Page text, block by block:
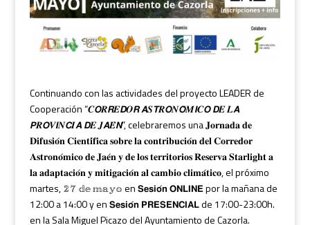
Continuando con las actividades del proyecto LEADER de
Cooperación “𝑪𝙊𝑹𝙍𝑬𝘿𝑶𝙍 𝘼𝑺𝙏𝑹𝙊𝑵𝙊́𝑴𝙄𝑪𝙊 𝘿𝑬 𝑳𝘼
𝙋𝑹𝙊𝑽𝙄𝑵𝘾𝑰𝘼 𝘿𝑬 𝑱𝘼𝑬́𝙉”, celebraremos una 𝐉𝐨𝐫𝐧𝐚𝐝𝐚 𝐝𝐞
𝐃𝐢𝐟𝐮𝐬𝐢𝐨́𝐧 𝐂𝐢𝐞𝐧𝐭𝐢́𝐟𝐢𝐜𝐚 𝐬𝐨𝐛𝐫𝐞 𝐥𝐚 𝐜𝐨𝐧𝐭𝐫𝐢𝐛𝐮𝐜𝐢𝐨́𝐧 𝐝𝐞𝐥 𝐂𝐨𝐫𝐫𝐞𝐝𝐨𝐫
𝐀𝐬𝐭𝐫𝐨𝐧𝐨́𝐦𝐢𝐜𝐨 𝐝𝐞 𝐉𝐚𝐞́𝐧 𝐲 𝐝𝐞 𝐥𝐨𝐬 𝐭𝐞𝐫𝐫𝐢𝐭𝐨𝐫𝐢𝐨𝐬 𝐑𝐞𝐬𝐞𝐫𝐯𝐚 𝐒𝐭𝐚𝐫𝐥𝐢𝐠𝐡𝐭 𝐚
𝐥𝐚 𝐚𝐝𝐚𝐩𝐭𝐚𝐜𝐢𝐨́𝐧 𝐲 𝐦𝐢𝐭𝐢𝐠𝐚𝐜𝐢𝐨́𝐧 𝐚𝐥 𝐜𝐚𝐦𝐛𝐢𝐨 𝐜𝐥𝐢𝐦𝐚́𝐭𝐢𝐜𝐨, el próximo
martes, 𝟚𝟟 𝕕𝕖 𝕞𝕒𝕪𝕠 en 𝗦𝗲𝘀𝗶𝗼́𝗻 𝗢𝗡𝗟𝗜𝗡𝗘 por la mañana de
12:00 a 14:00 y en 𝗦𝗲𝘀𝗶𝗼́𝗻 𝗣𝗥𝗘𝗦𝗘𝗡𝗖𝗜𝗔𝗟 de 17:00-23:00h.
en la Sala Miguel Picazo del Ayuntamiento de Cazorla.